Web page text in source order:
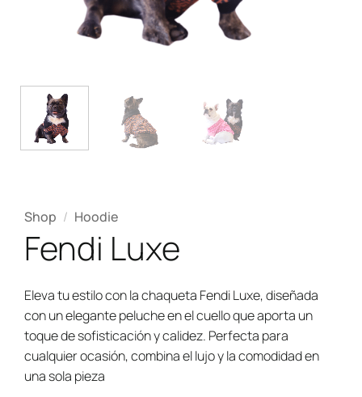
Shop / Hoodie
Fendi Luxe
Eleva tu estilo con la chaqueta Fendi Luxe, diseñada
con un elegante peluche en el cuello que aporta un
toque de sofisticación y calidez. Perfecta para
cualquier ocasión, combina el lujo y la comodidad en
una sola pieza